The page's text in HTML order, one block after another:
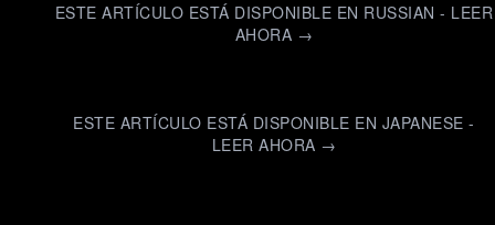
ESTE ARTÍCULO ESTÁ DISPONIBLE EN RUSSIAN - LEER
AHORA →
ESTE ARTÍCULO ESTÁ DISPONIBLE EN JAPANESE -
LEER AHORA →